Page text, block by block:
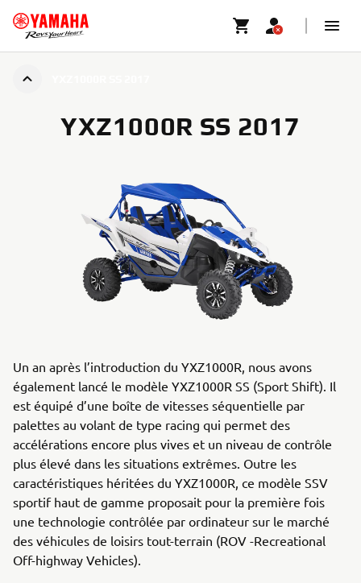
YXZ1000R SS 2017
Un an après l’introduction du YXZ1000R, nous avons
également lancé le modèle YXZ1000R SS (Sport Shift). Il
est équipé d’une boîte de vitesses séquentielle par
palettes au volant de type racing qui permet des
accélérations encore plus vives et un niveau de contrôle
plus élevé dans les situations extrêmes. Outre les
caractéristiques héritées du YXZ1000R, ce modèle SSV
sportif haut de gamme proposait pour la première fois
une technologie contrôlée par ordinateur sur le marché
des véhicules de loisirs tout-terrain (ROV -Recreational
Off-highway Vehicles).